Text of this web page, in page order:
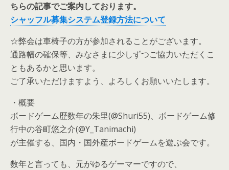
ちらの記事でご案内しております。
シャッフル募集システム登録方法について
☆弊会は車椅子の方が参加されることがございます。
通路幅の確保等、みなさまに少しずつご協力いただくこ
ともあるかと思います。
ご了承いただけますよう、よろしくお願いいたします。
・概要
ボードゲーム歴数年の朱里(@Shuri55)、ボードゲーム修
行中の谷町悠之介(@Y_Tanimachi)
が主催する、国内・国外産ボードゲームを遊ぶ会です。
数年と言っても、元がゆるゲーマーですので、